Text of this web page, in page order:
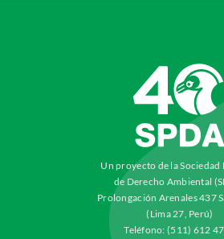
Un proyecto de la Sociedad
de Derecho Ambiental
Prolongación Arenales 437
(Lima 27, Perú)
Teléfono: (511) 612